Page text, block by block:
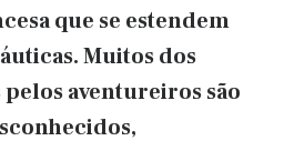
que se estendem
Muitos dos
aventureiros são